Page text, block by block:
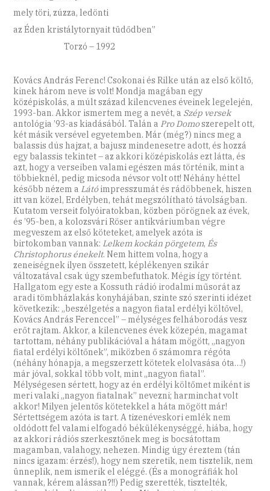
mely töri, zúzza, ledönti
az Éden kristálytornyait tüdődben”
Torzó – 1992
Kovács András Ferenc! Csokonai és Rilke után az első költő,
kinek három neve is volt! Mondja magában egy
középiskolás, a múlt század kilencvenes éveinek legelején,
1993-ban. Akkor ismertem meg a nevét, a Szép versek
antológia ’93-as kiadásából. Talán a Pro Domoszerepelt ott,
két másik versével egyetemben. Már (még?) nincs meg a
balassis dús hajzat, a bajusz mindenesetre adott, és hozzá
egy balassis tekintet – az akkori középiskolás ezt látta, és
azt, hogy a verseiben valami egészen más történik, mint a
többieknél, pedig micsoda névsor volt ott! Néhány héttel
később nézem a Látóimpresszumát és rádöbbenek, hiszen
itt van közel, Erdélyben, tehát megszólítható távolságban.
Kutatom verseit folyóiratokban, közben pörögnek az évek,
és ’95-ben, a kolozsvári Röser antikváriumban végre
megveszem az első köteteket, amelyek azóta is
birtokomban vannak: Lelkem kockán pörgetem, És
Christophorus énekelt. Nem hittem volna, hogy a
zeneiségnek ilyen összetett, képlékenyen szikár
változatával csak úgy szembefuthatok. Mégis így történt.
Hallgatom egy este a Kossuth rádió irodalmi műsorát az
aradi tömbházlakás konyhájában, szinte szó szerinti idézet
következik: „beszélgetés a nagyon fiatal erdélyi költővel,
Kovács András Ferenccel” – mélységes felháborodás vesz
erőt rajtam. Akkor, a kilencvenes évek közepén, magamat
tartottam, néhány publikációval a hátam mögött, „nagyon
fiatal erdélyi költőnek”, miközben ő számomra régóta
(néhány hónapja, a megszerzett kötetek elolvasása óta…!)
már jóval, sokkal több volt, mint „nagyon fiatal”.
Mélységesen sértett, hogy az én erdélyi költőmet miként is
meri valaki „nagyon fiatalnak” nevezni; harminchat volt
akkor! Milyen jelentős kötetekkel a háta mögött már!
Sértettségem azóta is tart. A tizenéveskori emlék nem
oldódott fel valami elfogadó békülékenységgé, hiába, hogy
az akkori rádiós szerkesztőnek meg is bocsátottam
magamban, valahogy, nehezen. Mindig úgy éreztem (tán
nincs igazam: érzés!), hogy nem szeretik, nem tisztelik, nem
ünneplik, nem ismerik el eléggé. (És a monográfiák hol
vannak, kérem alássan?!!) Pedig szerették, tisztelték,